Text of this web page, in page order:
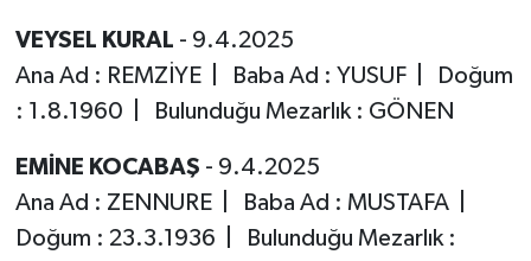
VEYSEL KURAL - 9.4.2025
Ana Ad : REMZİYE | Baba Ad : YUSUF | Doğum
: 1.8.1960 | Bulunduğu Mezarlık : GÖNEN
EMİNE KOCABAŞ - 9.4.2025
Ana Ad : ZENNURE | Baba Ad : MUSTAFA |
Doğum : 23.3.1936 | Bulunduğu Mezarlık :